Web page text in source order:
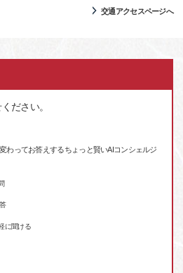
交通アクセスページへ
ださい。
わってお答えするちょっと賢いAIコンシェルジ
に聞ける